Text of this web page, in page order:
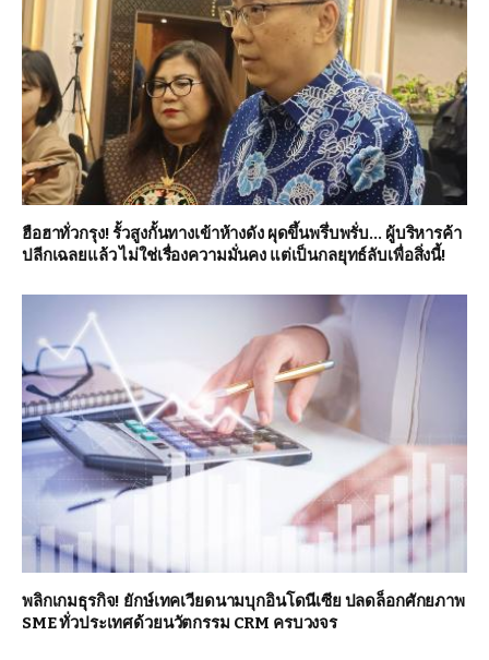
ฮือฮาทั่วกรุง! รั้วสูงกั้นทางเข้าห้างดัง ผุดขึ้นพรึ่บพรั่บ… ผู้บริหารค้า
ปลีกเฉลยแล้ว ไม่ใช่เรื่องความมั่นคง แต่เป็นกลยุทธ์ลับเพื่อสิ่งนี้!
พลิกเกมธุรกิจ! ยักษ์เทคเวียดนามบุกอินโดนีเซีย ปลดล็อกศักยภาพ
SME ทั่วประเทศด้วยนวัตกรรม CRM ครบวงจร